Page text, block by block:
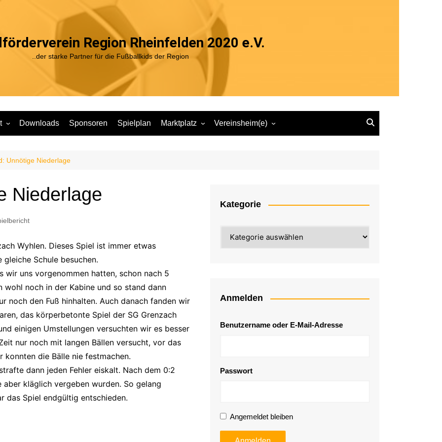
Region Rheinfelden 2020 e.V.
..der starke Partner für die Fußballkids der Region
B1
C2
D1
D4
D5
E3
E4
F2
F3
F4
G-Junioren Trainingsgruppe
Herten
G-Junioren Trainingsgruppe
Nollingen
unserer
sportliche Leitung
Sportlicher Leiter
Leiter Events/Qualifikation
Jugendkoordinator
an Trainer &
an
mit den
Downloads Sponsoren Spielplan Marktplatz Vereinsheim(e)
Unnötige Niederlage
Niederlage
Wyhlen. Dieses Spiel ist immer etwas
Schule besuchen.
wir uns vorgenommen hatten, schon nach 5
wohl noch in der Kabine und so stand dann
noch den Fuß hinhalten. Auch danach fanden wir
das körperbetonte Spiel der SG Grenzach
einigen Umstellungen versuchten wir es besser
nur noch mit langen Bällen versucht, vor das
die Bälle nie festmachen.
dann jeden Fehler eiskalt. Nach dem 0:2
kläglich vergeben wurden. So gelang
das Spiel endgültig entschieden.
Kategorie
Anmelden
Benutzername oder E-Mail-Adresse
Passwort
Angemeldet bleiben